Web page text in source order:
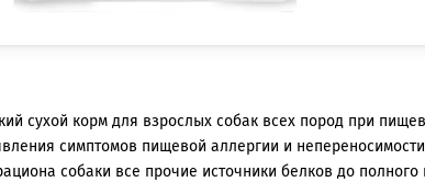
сухой корм для взрослых собак всех пород при
симптомов пищевой аллергии и
собаки все прочие источники белков до